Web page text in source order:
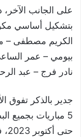
على الجانب
بتشكيل أساسي
الكريم مصطفى –
بيومي – عمر
نادر فرج – عبد